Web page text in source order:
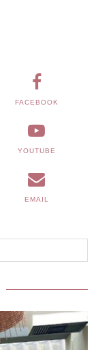
FACEBOOK
YOUTUBE
EMAIL